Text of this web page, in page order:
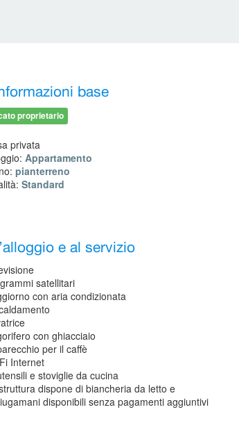
base
proprietario
privata
Appartamento
pianterreno
Standard
e al servizio
satellitari
con aria condizionata
con ghiacciaio
per il caffè
Internet
e stoviglie da cucina
dispone di biancheria da letto e
disponibili senza pagamenti aggiuntivi